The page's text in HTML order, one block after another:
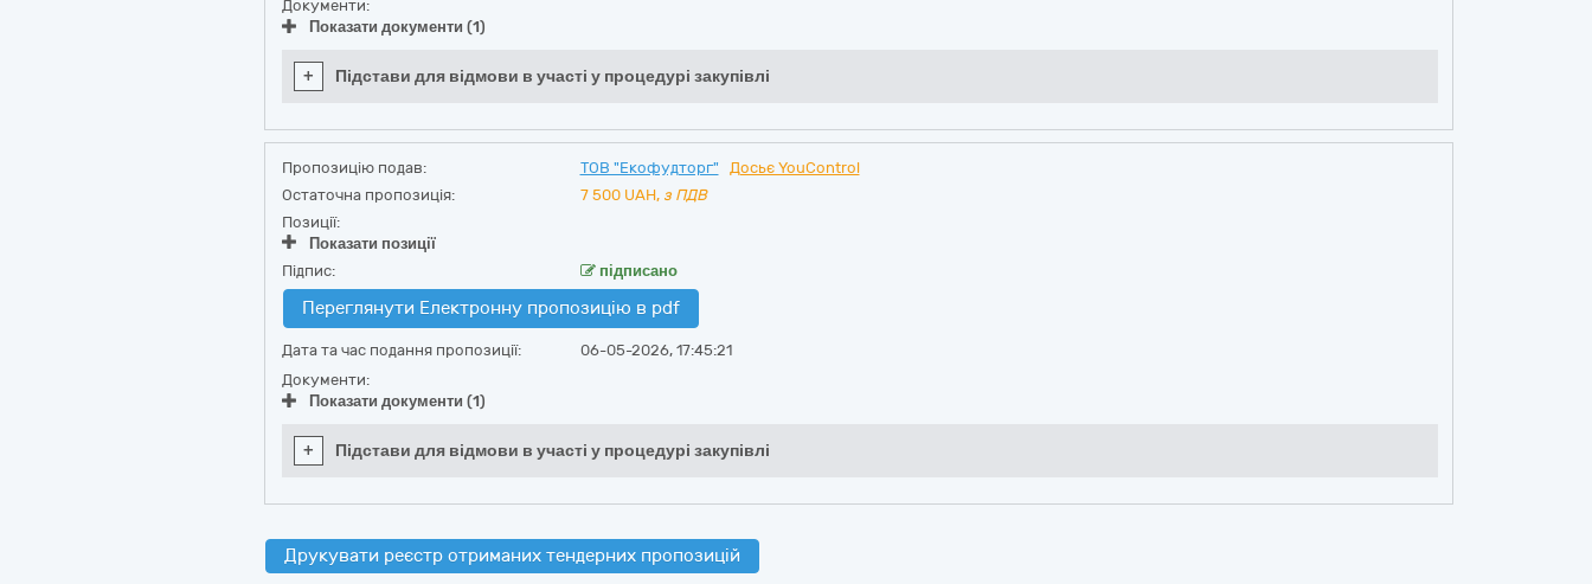
Документи:
Показати документи (1)
+ Підстави для відмови в участі у процедурі закупівлі
Пропозицію подав: ТОВ "Екофудторг"
Досьє YouControl
Остаточна пропозиція:
7 500 UAH, з ПДВ
Позиції:
Показати позиції
Підпис:
підписано
Переглянути Електронну пропозицію в pdf
Дата та час подання пропозиції:
06-05-2026, 17:45:21
Документи:
Показати документи (1)
+ Підстави для відмови в участі у процедурі закупівлі
Друкувати реєстр отриманих тендерних пропозицій